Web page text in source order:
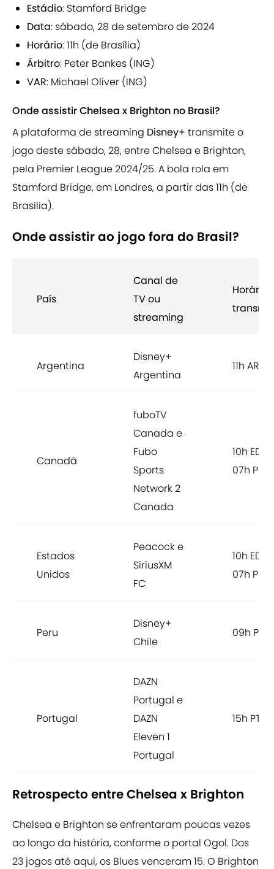
Estádio: Stamford Bridge
Data: sábado, 28 de setembro de 2024
Horário: 11h (de Brasília)
Árbitro: Peter Bankes (ING)
VAR: Michael Oliver (ING)
Onde assistir Chelsea x Brighton no Brasil?
A plataforma de streaming Disney+ transmite o
jogo deste sábado, 28, entre Chelsea e Brighton,
pela Premier League 2024/25. A bola rola em
Stamford Bridge, em Londres, a partir das 11h (de
Brasília).
Onde assistir ao jogo fora do Brasil?
País
Canal de
TV ou
streaming
Horário
Argentina
Disney+
Argentina
11h ART
Canadá
fuboTV
Canada e
Fubo
Sports
Network 2
Canada
10h EDT /
07h PDT
Estados
Unidos
Peacock e
SiriusXM
FC
10h EDT /
07h PDT
Peru
Disney+
Chile
09h PET
Portugal
DAZN
Portugal e
DAZN
Eleven 1
Portugal
15h PTC
Retrospecto entre Chelsea x Brighton
Chelsea e Brighton se enfrentaram poucas vezes
ao longo da história, conforme o portal Ogol. Dos
23 jogos até aqui, os Blues venceram 15. O Brighton